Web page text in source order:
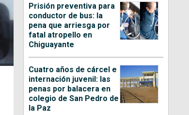
Prisión preventiva para
conductor de bus: la
pena que arriesga por
fatal atropello en
Chiguayante
Cuatro años de cárcel e
internación juvenil: las
penas por balacera en
colegio de San Pedro de
la Paz